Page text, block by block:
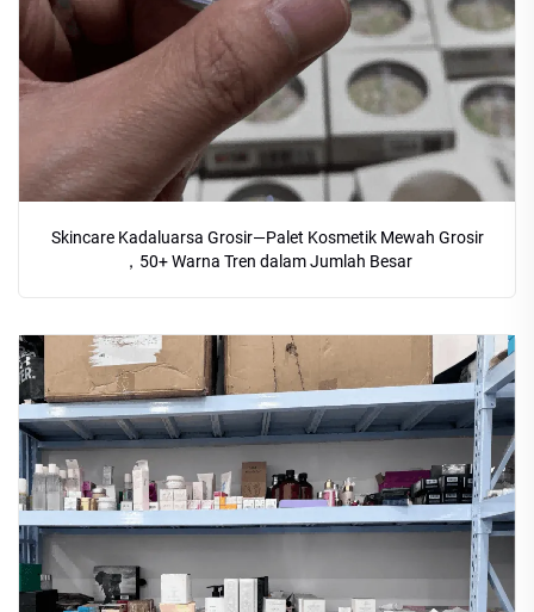
Skincare Kadaluarsa Grosir—Palet Kosmetik Mewah Grosir
，50+ Warna Tren dalam Jumlah Besar